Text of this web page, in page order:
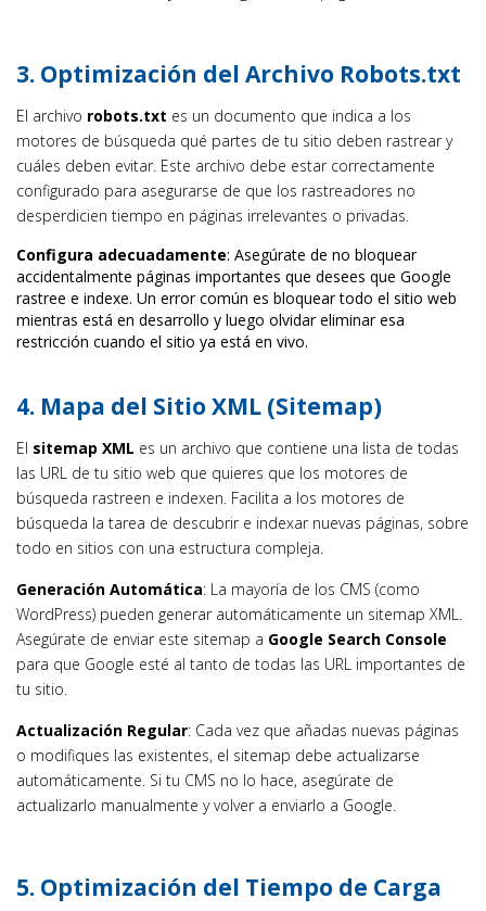
3. Optimización del Archivo Robots.txt
El archivo robots.txt es un documento que indica a los
motores de búsqueda qué partes de tu sitio deben rastrear y
cuáles deben evitar. Este archivo debe estar correctamente
configurado para asegurarse de que los rastreadores no
desperdicien tiempo en páginas irrelevantes o privadas.
Configura adecuadamente: Asegúrate de no bloquear
accidentalmente páginas importantes que desees que Google
rastree e indexe. Un error común es bloquear todo el sitio web
mientras está en desarrollo y luego olvidar eliminar esa
restricción cuando el sitio ya está en vivo.
4. Mapa del Sitio XML (Sitemap)
El sitemap XML es un archivo que contiene una lista de todas
las URL de tu sitio web que quieres que los motores de
búsqueda rastreen e indexen. Facilita a los motores de
búsqueda la tarea de descubrir e indexar nuevas páginas, sobre
todo en sitios con una estructura compleja.
Generación Automática: La mayoría de los CMS (como
WordPress) pueden generar automáticamente un sitemap XML.
Asegúrate de enviar este sitemap a Google Search Console
para que Google esté al tanto de todas las URL importantes de
tu sitio.
Actualización Regular: Cada vez que añadas nuevas páginas
o modifiques las existentes, el sitemap debe actualizarse
automáticamente. Si tu CMS no lo hace, asegúrate de
actualizarlo manualmente y volver a enviarlo a Google.
5. Optimización del Tiempo de Carga